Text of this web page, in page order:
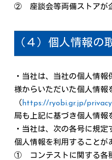
② 座談会等両備ストアが
（４）個人情報の
・当社は、当社の個人情
様からいただいた個人情報
（ https://ryobi.gr.jp/
局も上記に基づき個人情報
・当社は、次の各号に規
個人情報を利用することが
① コンテストに関する各